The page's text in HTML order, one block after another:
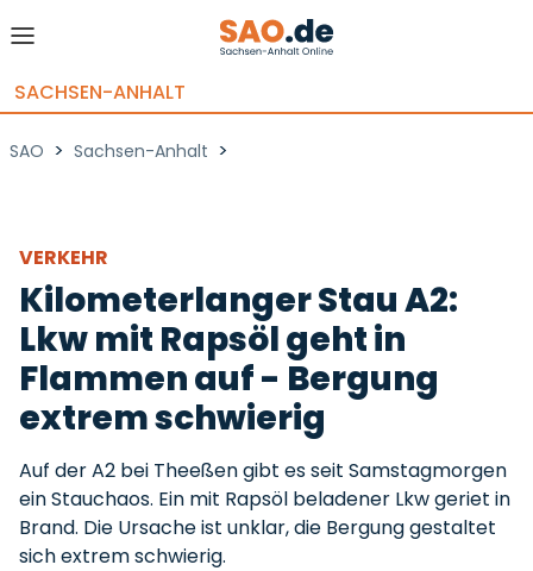
SACHSEN-ANHALT
SAO > Sachsen-Anhalt >
VERKEHR
Kilometerlanger Stau A2:
Lkw mit Rapsöl geht in
Flammen auf - Bergung
extrem schwierig
Auf der A2 bei Theeßen gibt es seit Samstagmorgen
ein Stauchaos. Ein mit Rapsöl beladener Lkw geriet in
Brand. Die Ursache ist unklar, die Bergung gestaltet
sich extrem schwierig.